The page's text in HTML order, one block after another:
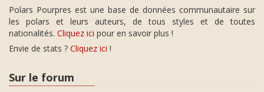
Polars Pourpres est une base de données communautaire sur
les polars et leurs auteurs, de tous styles et de toutes
nationalités. Cliquez ici pour en savoir plus !
Envie de stats ? Cliquez ici !
Sur le forum